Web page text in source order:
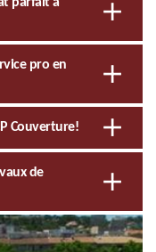
pro en
Couverture!
de